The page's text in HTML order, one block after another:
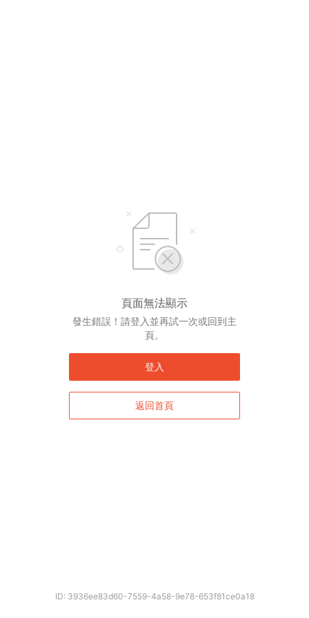
頁面無法顯示
發生錯誤！請登入並再試一次或回到主
頁。
登入
返回首頁
ID: 3936ee83d60-7559-4a58-9e78-653f81ce0a18